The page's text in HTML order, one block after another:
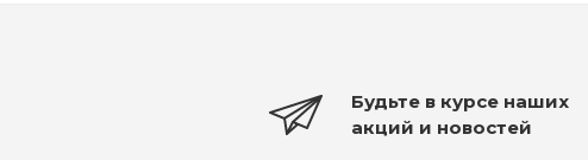
Будьте в курсе наших
акций и новостей